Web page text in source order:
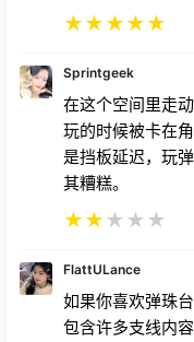
★★★★★
Sprintgeek
在这个空间里走
玩的时候被卡在
是挡板延迟，玩
其糟糕。
★★★ ★ ★
FlattULance
如果你喜欢弹珠
包含许多支线内